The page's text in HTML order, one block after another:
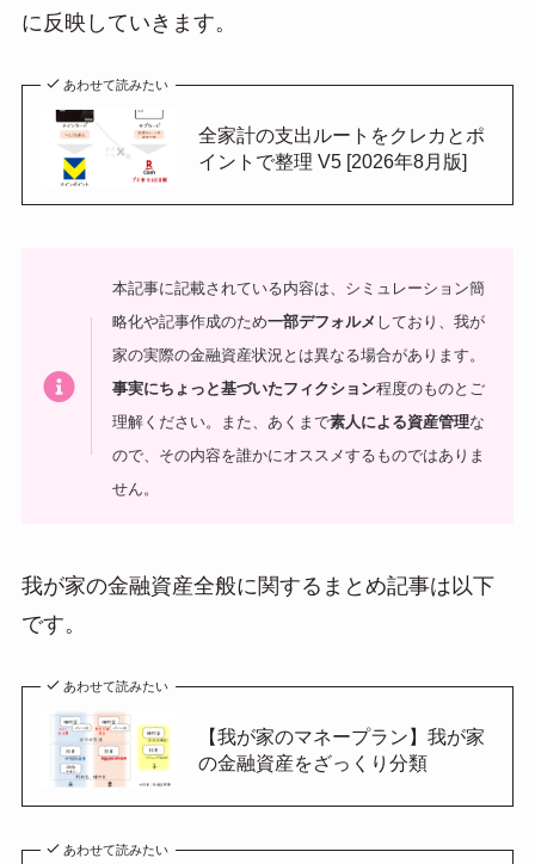
に反映していきます。
あわせて読みたい
全家計の支出ルートをクレカとポ
イントで整理 V5 [2026年8月版]
本記事に記載されている内容は、シミュレーション簡
略化や記事作成のため一部デフォルメ しており、我が
家の実際の金融資産状況とは異なる場合があります。
事実にちょっと基づいたフィクション程度のものとご
理解ください。
また、あくまで素人による資産管理な
ので、その内容を誰かにオススメするものではありま
せん。
我が家の金融資産全般に関するまとめ記事は以下
です。
あわせて読みたい
【我が家のマネープラン】我が家
の金融資産をざっくり分類
あわせて読みたい